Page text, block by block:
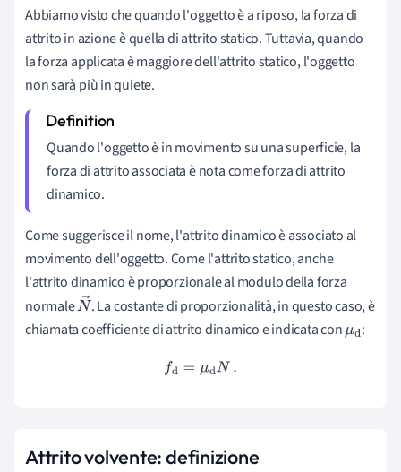
Abbiamo visto che quando l'oggetto è a riposo, la forza di
attrito in azione è quella di attrito statico. Tuttavia, quando
la forza applicata è maggiore dell'attrito statico, l'oggetto
non sarà più in quiete.
Quando l'oggetto è in movimento su una superficie, la
forza di attrito associata è nota come forza di attrito
dinamico.
Come suggerisce il nome, l'attrito dinamico è associato al
movimento dell'oggetto. Come l'attrito statico, anche
l'attrito dinamico è proporzionale al modulo della forza
normaleN
→
. La costante di proporzionalità, in questo caso, è
chiamata coefficiente di attrito dinamico e indicata conμd:
f d= μdN.
Attrito volvente: definizione